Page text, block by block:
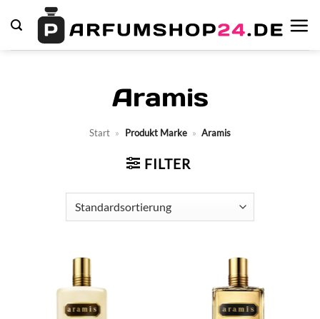
Inhalt
springen
Aramis
Start » Produkt Marke » Aramis
FILTER